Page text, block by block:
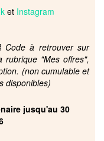
et Instagram
Code à retrouver sur
rubrique "Mes offres",
(non cumulable et
disponibles)
jusqu'au 30